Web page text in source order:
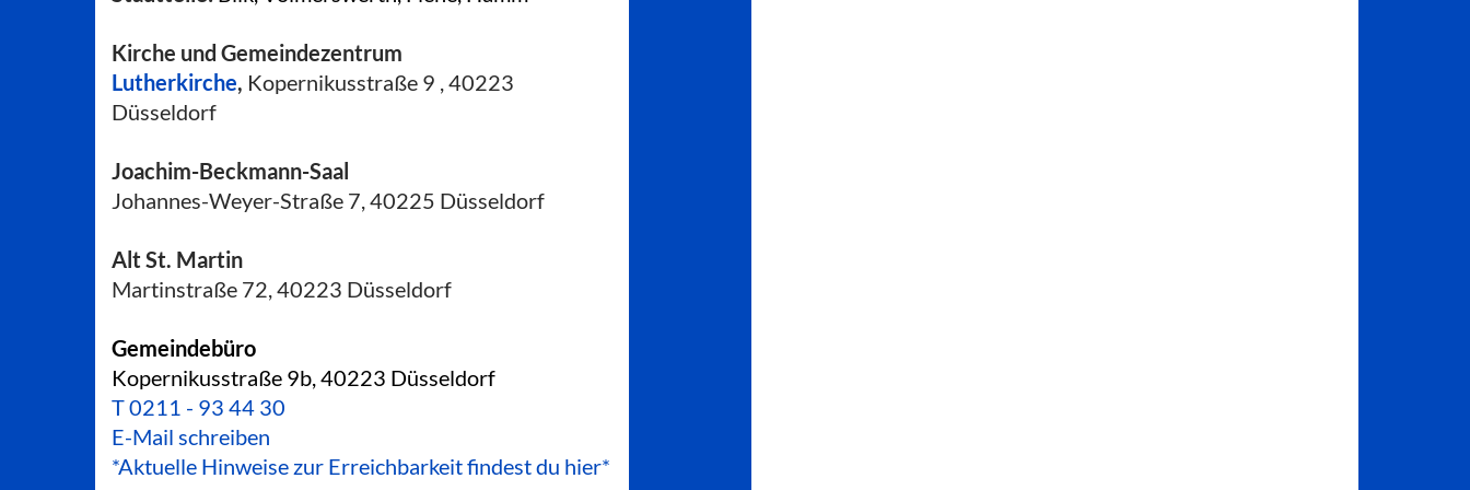
Kirche und Gemeindezentrum
Lutherkirche, Kopernikusstraße 9 , 40223
Düsseldorf
Joachim-Beckmann-Saal
Johannes-Weyer-Straße 7, 40225 Düsseldorf
Alt St. Martin
Martinstraße 72, 40223 Düsseldorf
Gemeindebüro
Kopernikusstraße 9b, 40223 Düsseldorf
T0211 - 93 44 30
E-Mail schreiben
*Aktuelle Hinweise zur Erreichbarkeit findest du hier*